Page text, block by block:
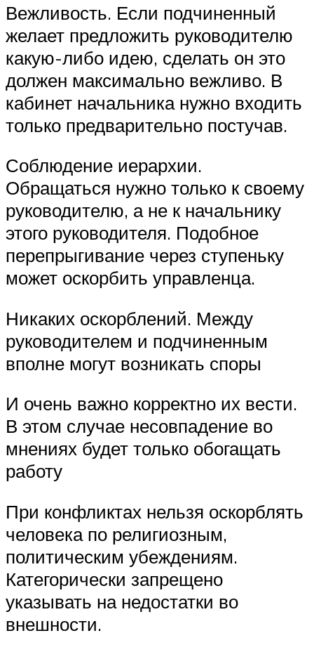
Вежливость. Если подчиненный
желает предложить руководителю
какую-либо идею, сделать он это
должен максимально вежливо. В
кабинет начальника нужно входить
только предварительно постучав.
Соблюдение иерархии.
Обращаться нужно только к своему
руководителю, а не к начальнику
этого руководителя. Подобное
перепрыгивание через ступеньку
может оскорбить управленца.
Никаких оскорблений. Между
руководителем и подчиненным
вполне могут возникать споры
И очень важно корректно их вести.
В этом случае несовпадение во
мнениях будет только обогащать
работу
При конфликтах нельзя оскорблять
человека по религиозным,
политическим убеждениям.
Категорически запрещено
указывать на недостатки во
внешности.